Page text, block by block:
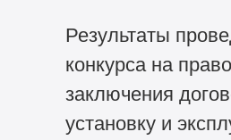
Результаты
конкурса на право
заключения
установку и